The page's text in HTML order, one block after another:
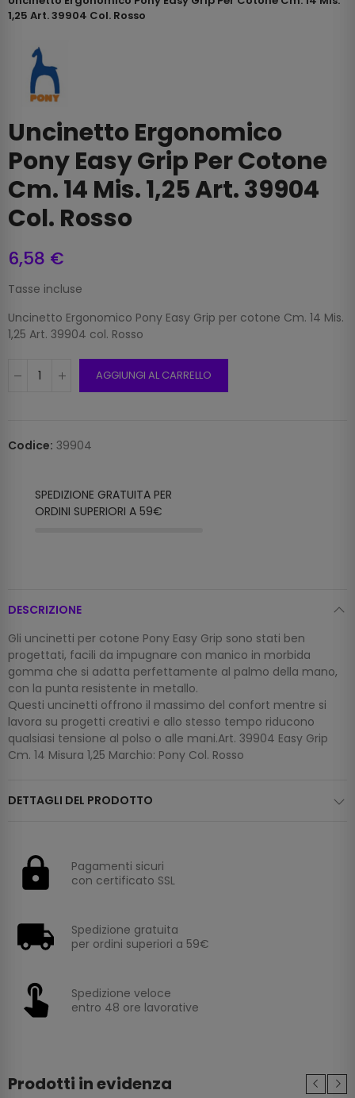
1,25 Art. 39904 Col. Rosso
Uncinetto Ergonomico
Pony Easy Grip Per Cotone
Cm. 14 Mis. 1,25 Art. 39904
Col. Rosso
6,58 €
Tasse incluse
Uncinetto Ergonomico Pony Easy Grip per cotone Cm. 14 Mis.
1,25 Art. 39904 col. Rosso
AGGIUNGI AL CARRELLO
Codice: 39904
SPEDIZIONE GRATUITA PER
ORDINI SUPERIORI A 59€
DESCRIZIONE
Gli uncinetti per cotone Pony Easy Grip sono stati ben
progettati, facili da impugnare con manico in morbida
gomma che si adatta perfettamente al palmo della mano,
con la punta resistente in metallo.
Questi uncinetti offrono il massimo del confort mentre si
lavora su progetti creativi e allo stesso tempo riducono
qualsiasi tensione al polso o alle mani.Art. 39904 Easy Grip
Cm. 14 Misura 1,25 Marchio: Pony Col. Rosso
DETTAGLI DEL PRODOTTO
Pagamenti sicuri
con certificato SSL
Spedizione gratuita
per ordini superiori a 59€
Spedizione veloce
entro 48 ore lavorative
Prodotti in evidenza